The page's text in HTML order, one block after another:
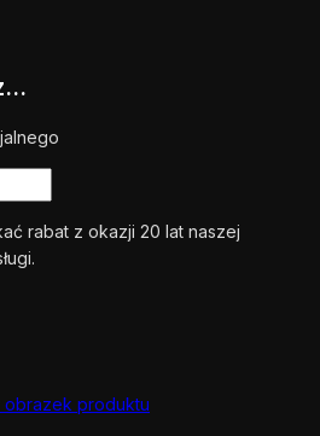
rabat z okazji 20 lat naszej